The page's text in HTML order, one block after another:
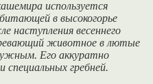
используется
в высокогорье
наступления весеннего
животное в лютые
Его аккуратно
гребней.